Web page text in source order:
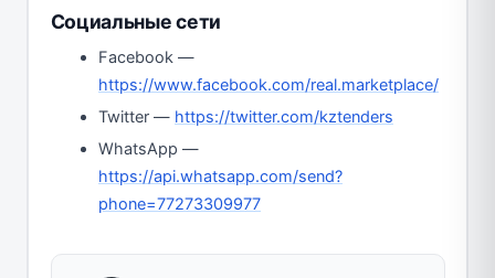
Социальные сети
Facebook —
https://www.facebook.com/real.marketplace/
Twitter — https://twitter.com/kztenders
WhatsApp —
https://api.whatsapp.com/send?
phone=77273309977